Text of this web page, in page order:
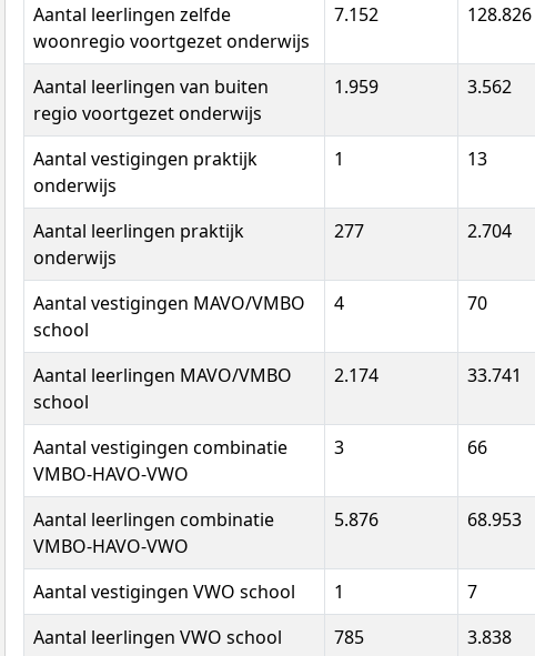
Aantal leerlingen zelfde
woonregio voortgezet onderwijs
7.152 128.826
Aantal leerlingen van buiten
regio voortgezet onderwijs
1.959 3.562
Aantal vestigingen praktijk
onderwijs
1 13
Aantal leerlingen praktijk
onderwijs
277 2.704
Aantal vestigingen MAVO/VMBO
school
4 70
Aantal leerlingen MAVO/VMBO
school
2.174 33.741
Aantal vestigingen combinatie
VMBO-HAVO-VWO
3 66
Aantal leerlingen combinatie
VMBO-HAVO-VWO
5.876 68.953
Aantal vestigingen VWO school 1 7
Aantal leerlingen VWO school
785 3.838